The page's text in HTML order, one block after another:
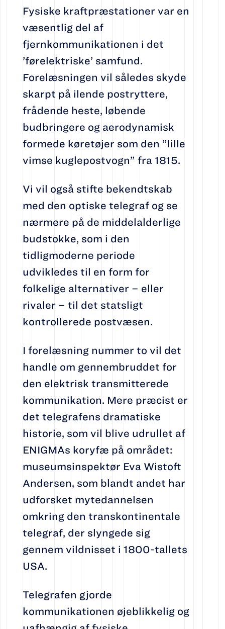
Fysiske kraftpræstationer var en
væsentlig del af
fjernkommunikationen i det
’førelektriske’ samfund.
Forelæsningen vil således skyde
skarpt på ilende postryttere,
frådende heste, løbende
budbringere og aerodynamisk
formede køretøjer som den ”lille
vimse kuglepostvogn” fra 1815.
Vi vil også stifte bekendtskab
med den optiske telegraf og se
nærmere på de middelalderlige
budstokke, som i den
tidligmoderne periode
udvikledes til en form for
folkelige alternativer – eller
rivaler – til det statsligt
kontrollerede postvæsen.
I forelæsning nummer to vil det
handle om gennembruddet for
den elektrisk transmitterede
kommunikation. Mere præcist er
det telegrafens dramatiske
historie, som vil blive udrullet af
ENIGMAs koryfæ på området:
museumsinspektør Eva Wistoft
Andersen, som blandt andet har
udforsket mytedannelsen
omkring den transkontinentale
telegraf, der slyngede sig
gennem vildnisset i 1800-tallets
USA.
Telegrafen gjorde
kommunikationen øjeblikkelig og